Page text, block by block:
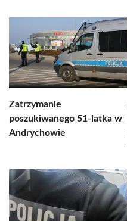
Zatrzymanie
poszukiwanego 51-latka w
Andrychowie